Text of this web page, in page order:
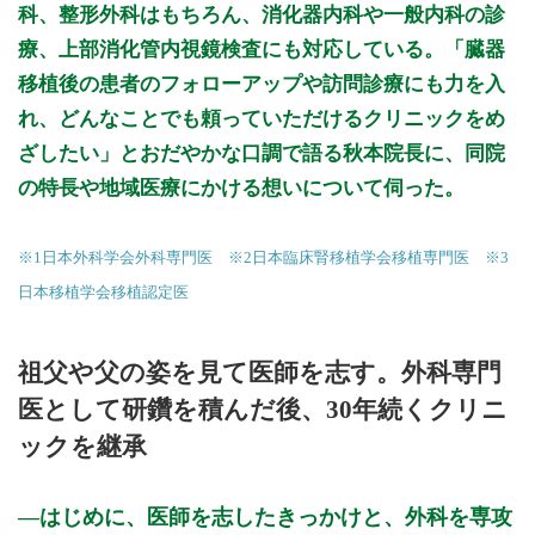
科、整形外科はもちろん、消化器内科や一般内科の診
療、上部消化管内視鏡検査にも対応している。「臓器
移植後の患者のフォローアップや訪問診療にも力を入
れ、どんなことでも頼っていただけるクリニックをめ
ざしたい」とおだやかな口調で語る秋本院長に、同院
の特長や地域医療にかける想いについて伺った。
※1日本外科学会外科専門医 ※2日本臨床腎移植学会移植専門医 ※3
日本移植学会移植認定医
祖父や父の姿を見て医師を志す。外科専門
医として研鑽を積んだ後、30年続くクリニ
ックを継承
はじめに、医師を志したきっかけと、外科を専攻